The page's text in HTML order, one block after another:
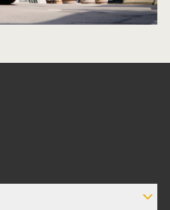
EXPAND_MORE